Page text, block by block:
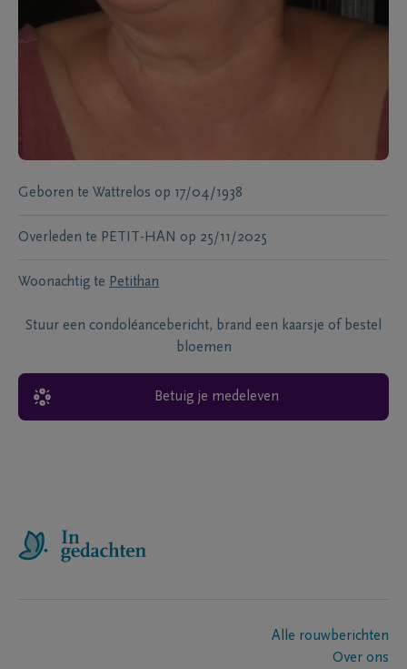
Geboren te Wattrelos op 17/04/1938
Overleden te PETIT-HAN op 25/11/2025
Woonachtig te Petithan
Stuur een condoléancebericht, brand een kaarsje of bestel
bloemen
Betuig je medeleven
Alle rouwberichten
Over ons